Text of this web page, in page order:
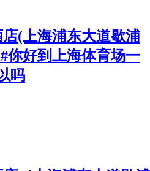
(上海浦东大道歇浦
你好到上海体育场一
吗